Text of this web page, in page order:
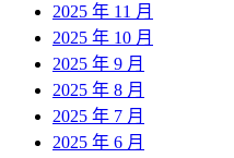
2025 年 11 月
2025 年 10 月
2025 年 9 月
2025 年 8 月
2025 年 7 月
2025 年 6 月